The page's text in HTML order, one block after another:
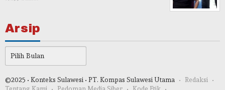
Arsip
©2025 • Konteks Sulawesi • PT. Kompas Sulawesi Utama
Redaksi